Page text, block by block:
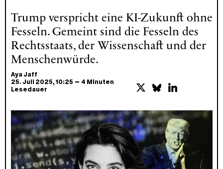
Trump verspricht eine KI-Zukunft ohne
Fesseln. Gemeint sind die Fesseln des
Rechtsstaats, der Wissenschaft und der
Menschenwürde.
Aya Jaff
25. Juli 2025, 10:25 – 4 Minuten
Lesedauer